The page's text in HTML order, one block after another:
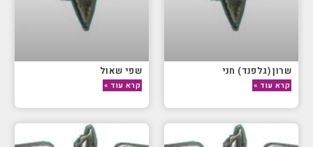
שרון (גלפנד) חני
קרא עוד »
שפי שאול
קרא עוד »